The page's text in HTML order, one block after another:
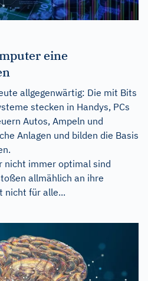
eine
allgegenwärtig: Die mit Bits
stecken in Handys, PCs
Autos, Ampeln und
Anlagen und bilden die Basis
nicht immer optimal sind
allmählich an ihre
nicht für alle...